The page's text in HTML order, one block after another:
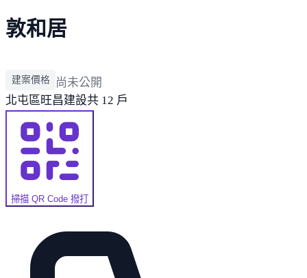
敦和居
建案價格
尚未公開
北屯區 旺昌建設共 12 戶
掃描 QR Code 撥打